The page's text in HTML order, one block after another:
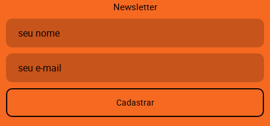
Newsletter
Cadastrar